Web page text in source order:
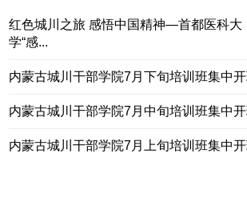
红色城川之旅 感悟中国精神—首都医科大
学“感...
内蒙古城川干部学院7月下旬培训班集中
内蒙古城川干部学院7月中旬培训班集中
内蒙古城川干部学院7月上旬培训班集中